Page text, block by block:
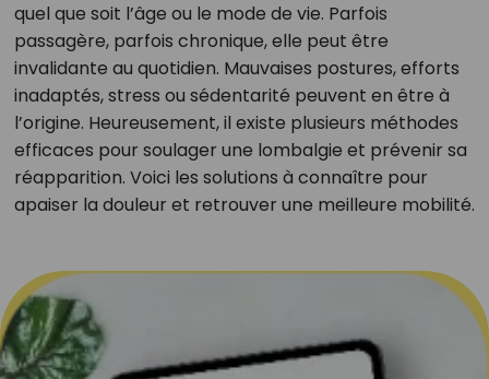
quel que soit l’âge ou le mode de vie. Parfois
passagère, parfois chronique, elle peut être
invalidante au quotidien. Mauvaises postures, efforts
inadaptés, stress ou sédentarité peuvent en être à
l’origine. Heureusement, il existe plusieurs méthodes
efficaces pour soulager une lombalgie et prévenir sa
réapparition. Voici les solutions à connaître pour
apaiser la douleur et retrouver une meilleure mobilité.